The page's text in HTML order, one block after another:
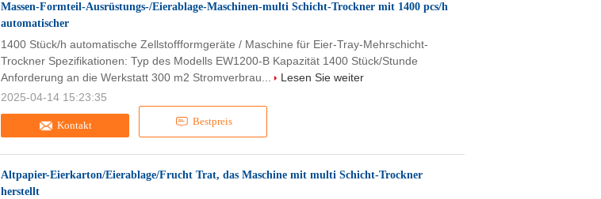
Massen-Formteil-Ausrüstungs-/Eierablage-Maschinen-multi Schicht-Trockner mit 1400 pcs/h
automatischer
Kontakt Bestpreis
1400 Stück/h automatische Zellstoffformgeräte / Maschine für Eier-Tray-Mehrschicht-
Trockner Spezifikationen: Typ des Modells EW1200-B Kapazität 1400 Stück/Stunde
Anforderung an die Werkstatt 300 m2 Stromverbrau...
Lesen Sie weiter
2025-04-14 15:23:35
Altpapier-Eierkarton/Eierablage/Frucht Trat, das Maschine mit multi Schicht-Trockner
herstellt